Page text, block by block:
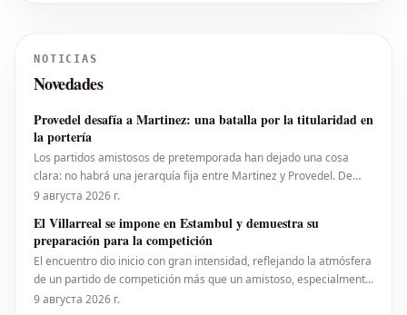
NOTICIAS
Novedades
Provedel desafía a Martinez: una batalla por la titularidad en
la portería
Los partidos amistosos de pretemporada han dejado una cosa
clara: no habrá una jerarquía fija entre Martinez y Provedel. De
hecho, podría tratarse de una auténtica carrera por la titularidad
inseguridades; Provedel, con experiencia P
9 августа 2026 г.
El Villarreal se impone en Estambul y demuestra su
preparación para la competición
El encuentro dio inicio con gran intensidad, reflejando la atmósfera
de un partido de competición más que un amistoso, especialmente
en el vibrante escenario turco. El duelo se caracterizó por su ritmo
9 августа 2026 г.